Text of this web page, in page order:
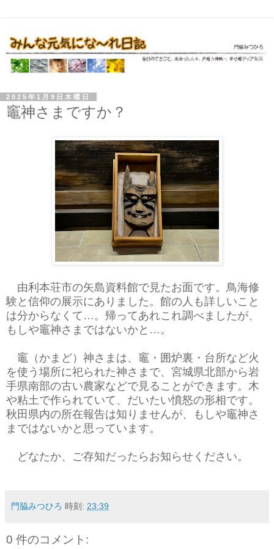
2025年1月9日木曜日
竈神さまですか？
由利本荘市の矢島資料館で見たお面です。鳥海修
験と信仰の展示にありました。館の人も詳しいこと
は分からなくて…。帰ってあれこれ調べましたが、
もしや竈神さまではないかと…。
竈（かまど）神さまは、竈・囲炉裏・台所など火
を使う場所に祀られた神さまで、宮城県北部から岩
手県南部の古い農家などで見ることができます。木
や粘土で作られていて、だいたい憤怒の形相です。
秋田県内の所在報告は知りませんが、もしや竈神さ
まではないかと思っています。
どなたか、ご存知だったらお知らせください。
門脇みつひろ 時刻: 23:39
0 件のコメント: